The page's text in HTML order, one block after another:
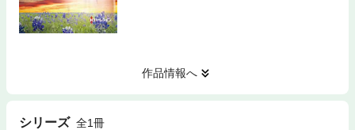
作品情報へ
シリーズ 全1冊